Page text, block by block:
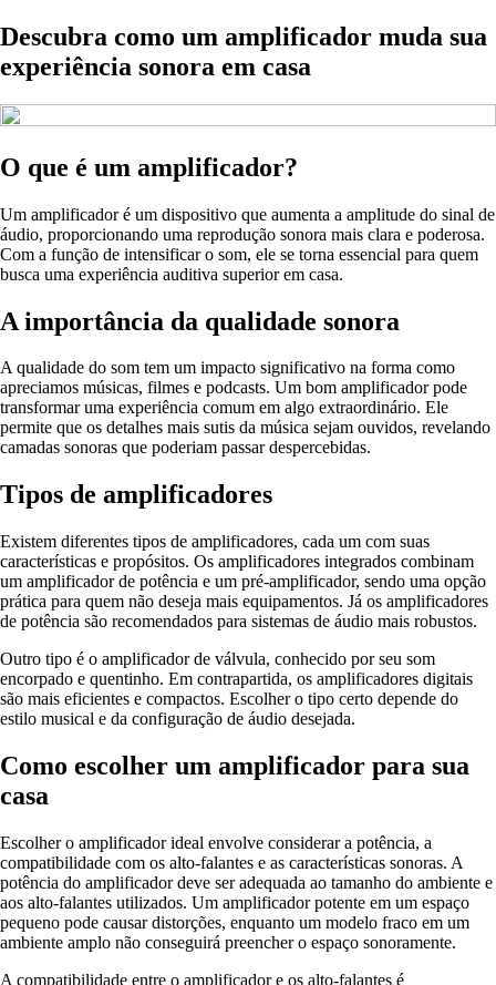
Descubra como um amplificador muda sua
experiência sonora em casa
O que é um amplificador?
Um amplificador é um dispositivo que aumenta a amplitude do sinal de
áudio, proporcionando uma reprodução sonora mais clara e poderosa.
Com a função de intensificar o som, ele se torna essencial para quem
busca uma experiência auditiva superior em casa.
A importância da qualidade sonora
A qualidade do som tem um impacto significativo na forma como
apreciamos músicas, filmes e podcasts. Um bom amplificador pode
transformar uma experiência comum em algo extraordinário. Ele
permite que os detalhes mais sutis da música sejam ouvidos, revelando
camadas sonoras que poderiam passar despercebidas.
Tipos de amplificadores
Existem diferentes tipos de amplificadores, cada um com suas
características e propósitos. Os amplificadores integrados combinam
um amplificador de potência e um pré-amplificador, sendo uma opção
prática para quem não deseja mais equipamentos. Já os amplificadores
de potência são recomendados para sistemas de áudio mais robustos.
Outro tipo é o amplificador de válvula, conhecido por seu som
encorpado e quentinho. Em contrapartida, os amplificadores digitais
são mais eficientes e compactos. Escolher o tipo certo depende do
estilo musical e da configuração de áudio desejada.
Como escolher um amplificador para sua
casa
Escolher o amplificador ideal envolve considerar a potência, a
compatibilidade com os alto-falantes e as características sonoras. A
potência do amplificador deve ser adequada ao tamanho do ambiente e
aos alto-falantes utilizados. Um amplificador potente em um espaço
pequeno pode causar distorções, enquanto um modelo fraco em um
ambiente amplo não conseguirá preencher o espaço sonoramente.
A compatibilidade entre o amplificador e os alto-falantes é